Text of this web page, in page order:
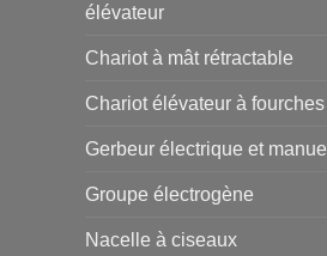
élévateur
Chariot à mât rétractable
Chariot élévateur à fourches
Gerbeur électrique et manuel
Groupe électrogène
Nacelle à ciseaux